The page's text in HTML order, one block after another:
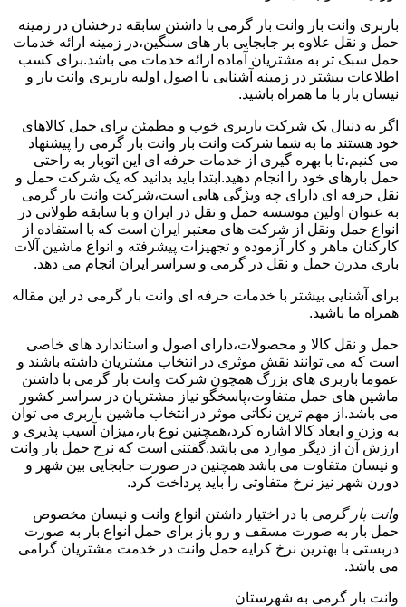
باربری وانت بار وانت بار گرمی با داشتن سابقه درخشان در زمینه
حمل و نقل علاوه بر جابجایی بار های سنگین،در زمینه ارائه خدمات
حمل سبک تر به مشتریان آماده ارائه خدمات می باشد.برای کسب
اطلاعات بیشتر در زمینه آشنایی با اصول اولیه باربری وانت بار و
نیسان بار با ما همراه باشید.
اگر به دنبال یک شرکت باربری خوب و مطمئن برای حمل کالاهای
خود هستند ما به شما شرکت وانت بار وانت بار گرمی را پیشنهاد
می کنیم،تا با بهره گیری از خدمات حرفه ای این اتوبار به راحتی
حمل بارهای خود را انجام دهید.ابتدا باید بدانید که یک شرکت حمل و
نقل حرفه ای دارای چه ویژگی هایی است،شرکت وانت بار گرمی
به عنوان اولین موسسه حمل و نقل در ایران و با سابقه طولانی در
انواع حمل ونقل از شرکت های معتبر ایران است که با استفاده از
کارکنان ماهر و کار آزموده و تجهیزات پیشرفته و انواع ماشین آلات
باری مدرن حمل و نقل در گرمی و سراسر ایران انجام می دهد.
برای آشنایی بیشتر با خدمات حرفه ای وانت بار گرمی در این مقاله
همراه ما باشید.
حمل و نقل کالا و محصولات،دارای اصول و استاندارد های خاصی
است که می توانند نقش موثری در انتخاب مشتریان داشته باشند و
عموما باربری های بزرگ همچون شرکت وانت بار گرمی با داشتن
ماشین های حمل متفاوت،پاسخگو نیاز مشتریان در سراسر کشور
می باشد.از مهم ترین نکاتی موثر در انتخاب ماشین باربری می توان
به وزن و ابعاد کالا اشاره کرد،همچنین نوع بار،میزان آسیب پذیری و
ارزش آن از دیگر موارد می باشد.گفتنی است که نرخ حمل بار وانت
و نیسان متفاوت می باشد همچنین در صورت جابجایی بین شهر و
دورن شهر نیز نرخ متفاوتی را باید پرداخت کرد.
وانت بار گرمی با در اختیار داشتن انواع وانت و نیسان مخصوص
حمل بار به صورت مسقف و رو باز برای حمل انواع بار به صورت
دربستی با بهترین نرخ کرایه حمل وانت در خدمت مشتریان گرامی
می باشد.
وانت بار گرمی به شهرستان